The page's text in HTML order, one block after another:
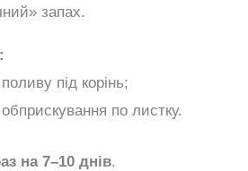
запах.
під корінь;
по листку.
на 7–10 днів.